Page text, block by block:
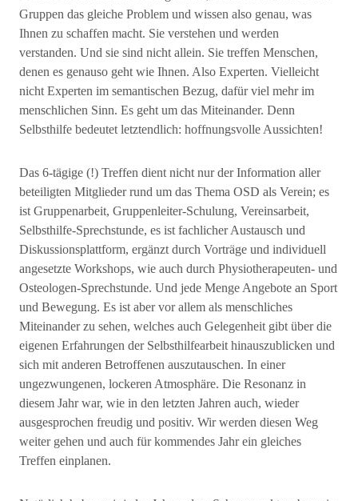
Gruppen das gleiche Problem und wissen also genau, was
Ihnen zu schaffen macht. Sie verstehen und werden
verstanden. Und sie sind nicht allein. Sie treffen Menschen,
denen es genauso geht wie Ihnen. Also Experten. Vielleicht
nicht Experten im semantischen Bezug, dafür viel mehr im
menschlichen Sinn. Es geht um das Miteinander. Denn
Selbsthilfe bedeutet letztendlich: hoffnungsvolle Aussichten!
Das 6-tägige (!) Treffen dient nicht nur der Information aller
beteiligten Mitglieder rund um das Thema OSD als Verein; es
ist Gruppenarbeit, Gruppenleiter-Schulung, Vereinsarbeit,
Selbsthilfe-Sprechstunde, es ist fachlicher Austausch und
Diskussionsplattform, ergänzt durch Vorträge und individuell
angesetzte Workshops, wie auch durch Physiotherapeuten- und
Osteologen-Sprechstunde. Und jede Menge Angebote an Sport
und Bewegung. Es ist aber vor allem als menschliches
Miteinander zu sehen, welches auch Gelegenheit gibt über die
eigenen Erfahrungen der Selbsthilfearbeit hinauszublicken und
sich mit anderen Betroffenen auszutauschen. In einer
ungezwungenen, lockeren Atmosphäre. Die Resonanz in
diesem Jahr war, wie in den letzten Jahren auch, wieder
ausgesprochen freudig und positiv. Wir werden diesen Weg
weiter gehen und auch für kommendes Jahr ein gleiches
Treffen einplanen.